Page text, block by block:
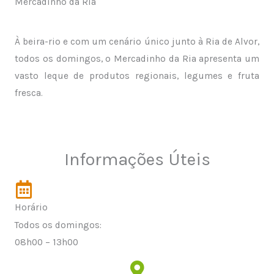
À beira-rio e com um cenário único junto à Ria de Alvor,
todos os domingos, o Mercadinho da Ria apresenta um
vasto leque de produtos regionais, legumes e fruta
fresca.
Informações Úteis
Horário
Todos os domingos:
08h00 – 13h00